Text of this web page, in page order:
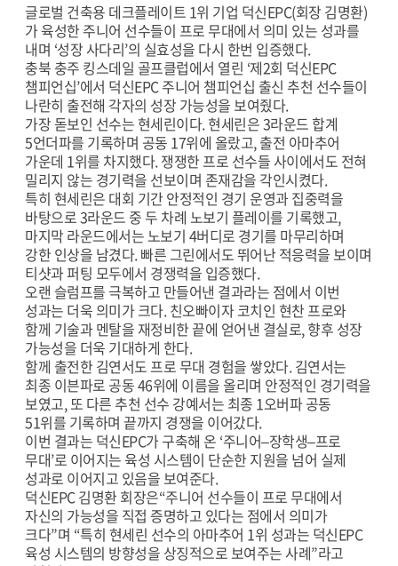
글로벌 건축용 데크플레이트 1위 기업 덕신EPC(회장 김명환)
가 육성한 주니어 선수들이 프로 무대에서 의미 있는 성과를
내며 ‘성장 사다리’의 실효성을 다시 한번 입증했다.
충북 충주 킹스데일 골프클럽에서 열린 ‘제2회 덕신EPC
챔피언십’에서 덕신EPC 주니어 챔피언십 출신 추천 선수들이
나란히 출전해 각자의 성장 가능성을 보여줬다.
가장 돋보인 선수는 현세린이다. 현세린은 3라운드 합계
5언더파를 기록하며 공동 17위에 올랐고, 출전 아마추어
가운데 1위를 차지했다. 쟁쟁한 프로 선수들 사이에서도 전혀
밀리지 않는 경기력을 선보이며 존재감을 각인시켰다.
특히 현세린은 대회 기간 안정적인 경기 운영과 집중력을
바탕으로 3라운드 중 두 차례 노보기 플레이를 기록했고,
마지막 라운드에서는 노보기 4버디로 경기를 마무리하며
강한 인상을 남겼다. 빠른 그린에서도 뛰어난 적응력을 보이며
티샷과 퍼팅 모두에서 경쟁력을 입증했다.
오랜 슬럼프를 극복하고 만들어낸 결과라는 점에서 이번
성과는 더욱 의미가 크다. 친오빠이자 코치인 현찬 프로와
함께 기술과 멘탈을 재정비한 끝에 얻어낸 결실로, 향후 성장
가능성을 더욱 기대하게 한다.
함께 출전한 김연서도 프로 무대 경험을 쌓았다. 김연서는
최종 이븐파로 공동 46위에 이름을 올리며 안정적인 경기력을
보였고, 또 다른 추천 선수 강예서는 최종 1오버파 공동
51위를 기록하며 끝까지 경쟁을 이어갔다.
이번 결과는 덕신EPC가 구축해 온 ‘주니어–장학생–프로
무대’로 이어지는 육성 시스템이 단순한 지원을 넘어 실제
성과로 이어지고 있음을 보여준다.
덕신EPC 김명환 회장은“주니어 선수들이 프로 무대에서
자신의 가능성을 직접 증명하고 있다는 점에서 의미가
크다”며 “특히 현세린 선수의 아마추어 1위 성과는 덕신EPC
육성 시스템의 방향성을 상징적으로 보여주는 사례”라고